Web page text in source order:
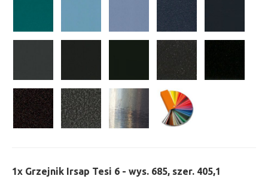
1x Grzejnik Irsap Tesi 6 - wys. 685, szer. 405,1